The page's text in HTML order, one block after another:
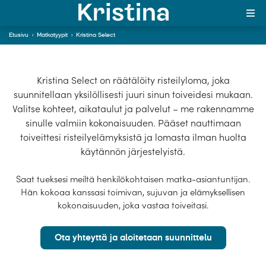
MAJAKKA-portaali
Yksin matkalle?
Äkkilähdöt
OTA YHTEYTTÄ
Matkatyypit
Etusivu › Matkatyypit › Kristina Select
Kristina Select
Yksilöllinen risteilyloma sinun toiveidesi
Kristina Select on räätälöity risteilyloma, joka
suunnitellaan yksilöllisesti juuri sinun toiveidesi mukaan.
Valitse kohteet, aikataulut ja palvelut – me rakennamme
sinulle valmiin kokonaisuuden. Pääset nauttimaan
toiveittesi risteilyelämyksistä ja lomasta ilman huolta
käytännön järjestelyistä.
Saat tueksesi meiltä henkilökohtaisen matka-asiantuntijan.
Hän kokoaa kanssasi toimivan, sujuvan ja elämyksellisen
kokonaisuuden, joka vastaa toiveitasi.
Ota yhteyttä ja aloitetaan suunnittelu